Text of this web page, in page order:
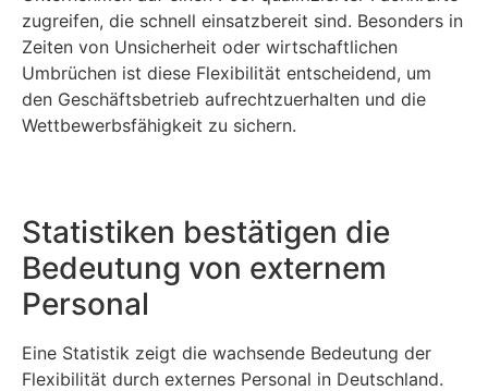
zugreifen, die schnell einsatzbereit sind. Besonders in
Zeiten von Unsicherheit oder wirtschaftlichen
Umbrüchen ist diese Flexibilität entscheidend, um
den Geschäftsbetrieb aufrechtzuerhalten und die
Wettbewerbsfähigkeit zu sichern.
Statistiken bestätigen die
Bedeutung von externem
Personal
Eine Statistik zeigt die wachsende Bedeutung der
Flexibilität durch externes Personal in Deutschland.